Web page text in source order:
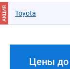
АКЦИЯ Toyota
Цены до